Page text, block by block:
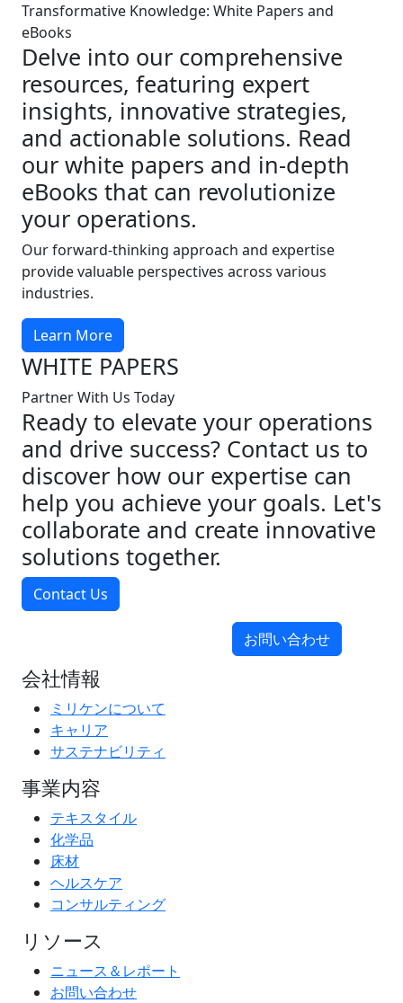
Transformative Knowledge: White Papers and
eBooks
Delve into our comprehensive
resources, featuring expert
insights, innovative strategies,
and actionable solutions. Read
our white papers and in-depth
eBooks that can revolutionize
your operations.
Our forward-thinking approach and expertise
provide valuable perspectives across various
industries.
Learn More
WHITE PAPERS
Partner With Us Today
Ready to elevate your operations
and drive success? Contact us to
discover how our expertise can
help you achieve your goals. Let's
collaborate and create innovative
solutions together.
Contact Us
お問い合わせ
会社情報
ミリケンについて
キャリア
サステナビリティ
事業内容
テキスタイル
化学品
床材
ヘルスケア
コンサルティング
リソース
ニュース＆レポート
お問い合わせ